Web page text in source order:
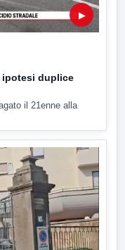
▶
ipotesi duplice
il 21enne alla